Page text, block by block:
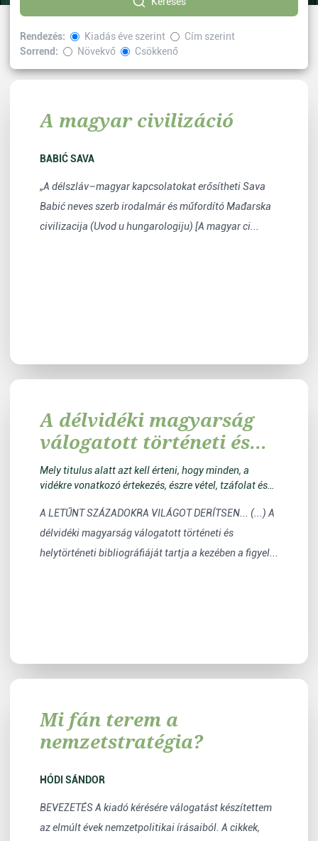
Rendezés: Kiadás éve szerint
Cím szerint
Sorrend:
Növekvő Csökkenő
Kiválasztott címke:Történelem
A magyar civilizáció
BABIĆ SAVA
„A délszláv–magyar kapcsolatokat erősítheti Sava
Babić neves szerb irodalmár és műfordító Mađarska
civilizacija (Uvod u hungarologiju) [A magyar ci...
A délvidéki magyarság
válogatott történeti és
honismereti
bibliográfiája
Mely titulus alatt azt kell érteni, hogy minden, a
vidékre vonatkozó értekezés, észre vétel, tzáfolat és
A LETŰNT SZÁZADOKRA VILÁGOT DERÍTSEN... (...) A
délvidéki magyarság válogatott történeti és
helytörténeti bibliográfiáját tartja a kezében a figyel...
Mi fán terem a
nemzetstratégia?
HÓDI SÁNDOR
BEVEZETÉS A kiadó kérésére válogatást készítettem
az elmúlt évek nemzetpolitikai írásaiból. A cikkek,